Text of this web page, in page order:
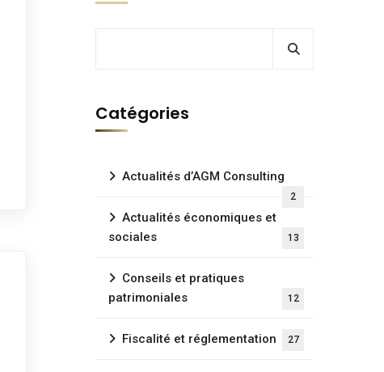
Catégories
Actualités d’AGM Consulting
2
Actualités économiques et
sociales
13
Conseils et pratiques
patrimoniales
12
Fiscalité et réglementation 27